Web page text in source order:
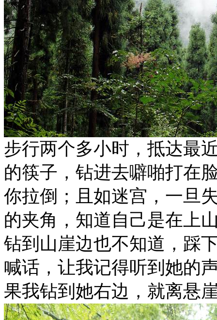
步行两个多小时，抵达最
的筷子，钻进去噼啪打在
你拉倒；且如迷宫，一旦
的夹角，知道自己是在上
钻到山崖边也不知道，踩
喊话，让我记得听到她的
果我钻到她右边，就离悬